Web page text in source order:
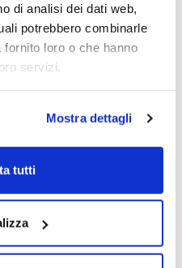
di analisi dei dati web,
potrebbero combinarle
loro o che hanno
servizi.
Mostra dettagli
tutti
1,8 a 1 - ben sotto la
dopo un
long valido si
l'area 6,50-
istituzionali, e
con una
il target a 7,533€, il